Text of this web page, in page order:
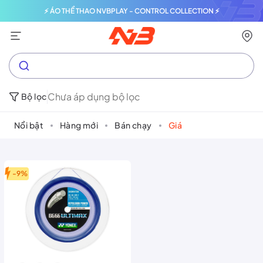
⚡ ÁO THỂ THAO NVBPLAY - CONTROL COLLECTION ⚡
Bộ lọcChưa áp dụng bộ lọc
Nổi bật Hàng mới Bán chạy Giá
-9%